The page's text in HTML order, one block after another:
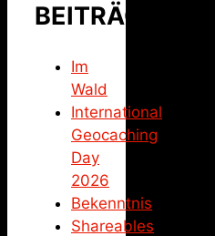
BEITRÄGE
Im
Wald
International
Geocaching
Day
2026
Bekenntnis
Shareables